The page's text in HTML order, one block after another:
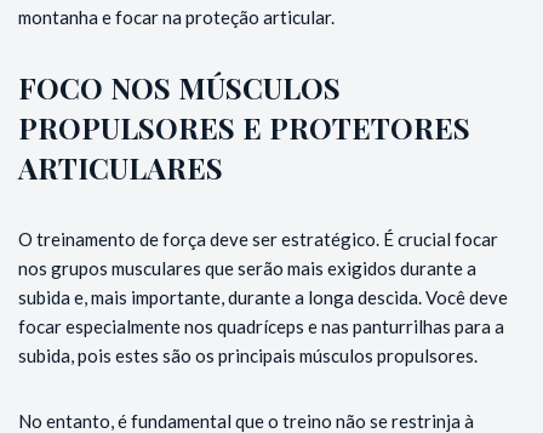
montanha e focar na proteção articular.
FOCO NOS MÚSCULOS
PROPULSORES E PROTETORES
ARTICULARES
O treinamento de força deve ser estratégico. É crucial focar
nos grupos musculares que serão mais exigidos durante a
subida e, mais importante, durante a longa descida. Você deve
focar especialmente nos quadríceps e nas panturrilhas para a
subida, pois estes são os principais músculos propulsores.
No entanto, é fundamental que o treino não se restrinja à